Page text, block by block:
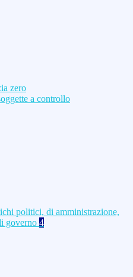
zero
a controllo
politici, di amministrazione,
governo 4